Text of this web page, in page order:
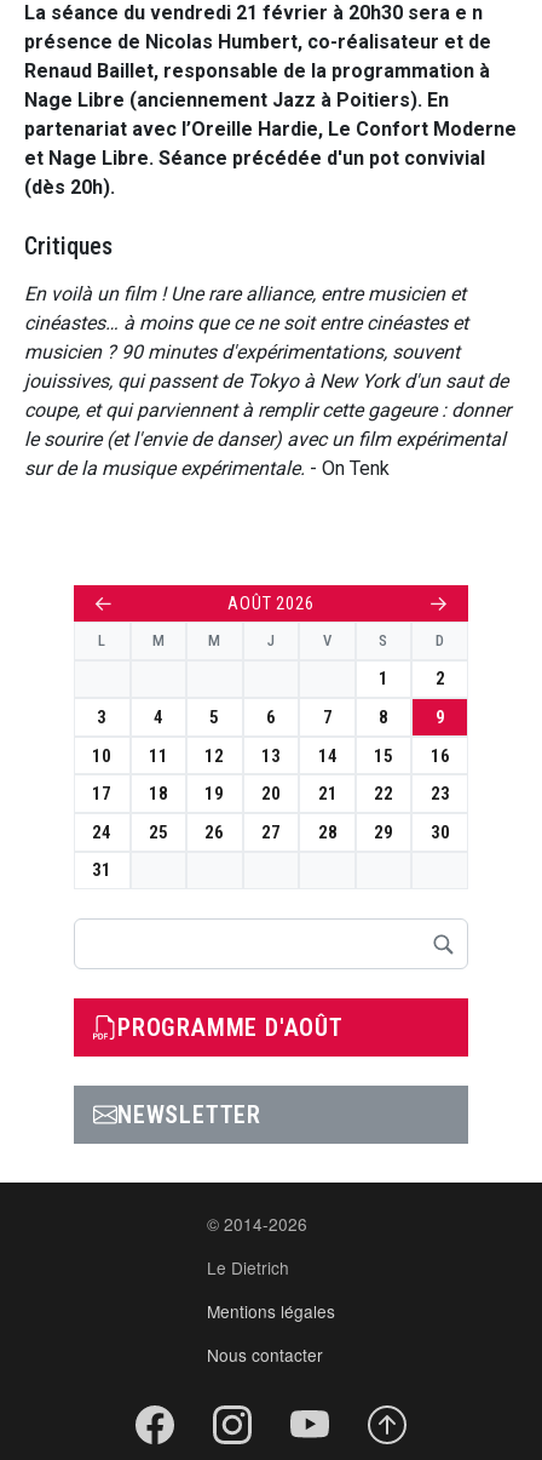
La séance du vendredi 21 février à 20h30 sera e n
présence de Nicolas Humbert, co-réalisateur et de
Renaud Baillet, responsable de la programmation à
Nage Libre (anciennement Jazz à Poitiers). En
partenariat avec l’Oreille Hardie, Le Confort Moderne
et Nage Libre. Séance précédée d'un pot convivial
(dès 20h).
Critiques
En voilà un film ! Une rare alliance, entre musicien et
cinéastes… à moins que ce ne soit entre cinéastes et
musicien ? 90 minutes d'expérimentations, souvent
jouissives, qui passent de Tokyo à New York d'un saut de
coupe, et qui parviennent à remplir cette gageure : donner
le sourire (et l'envie de danser) avec un film expérimental
sur de la musique expérimentale. - On Tenk
← AOÛT 2026 →
L M M J V S D
1
2
3
4 5 6 7 8
9
10
11 12 13 14 15
16
17
18 19 20 21 22
23
24
25 26 27 28 29
30
31
PROGRAMME D'AOÛT
NEWSLETTER
© 2014-2026
Le Dietrich
Mentions légales
Nous contacter